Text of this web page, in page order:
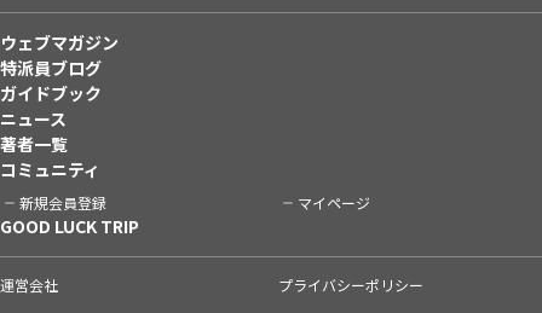
ウェブマガジン
特派員ブログ
ガイドブック
ニュース
著者一覧
コミュニティ
新規会員登録 マイページ
GOOD LUCK TRIP
運営会社
プライバシーポリシー